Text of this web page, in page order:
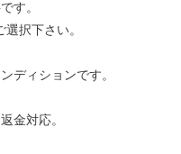
す。
択下さい。
ディションです。
金対応。